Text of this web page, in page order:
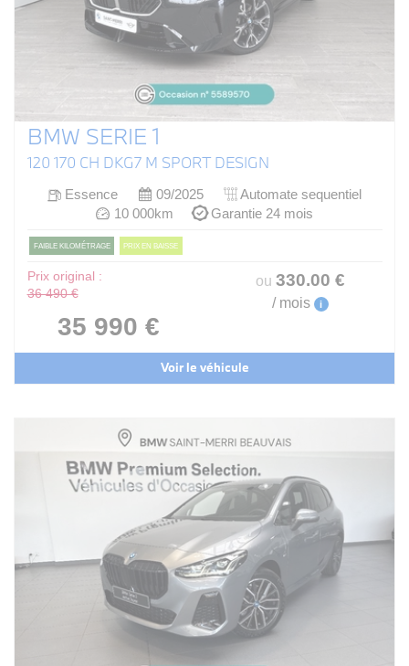
BMW SERIE 1
120 170 CH DKG7 M SPORT DESIGN
Essence 09/2025
Automate sequentiel
10 000km
Garantie 24 mois
FAIBLE KILOMÉTRAGE PRIX EN BAISSE
Prix original :
36 490 €
35 990 €
ou 330.00 €
/ mois i
Voir le véhicule